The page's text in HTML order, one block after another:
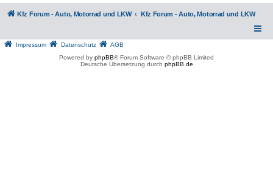
Kfz Forum - Auto, Motorrad und LKW Kfz Forum - Auto, Motorrad und LKW
Impressum Datenschutz
AGB
Powered by phpBB® Forum Software © phpBB Limited
Deutsche Übersetzung durch phpBB.de